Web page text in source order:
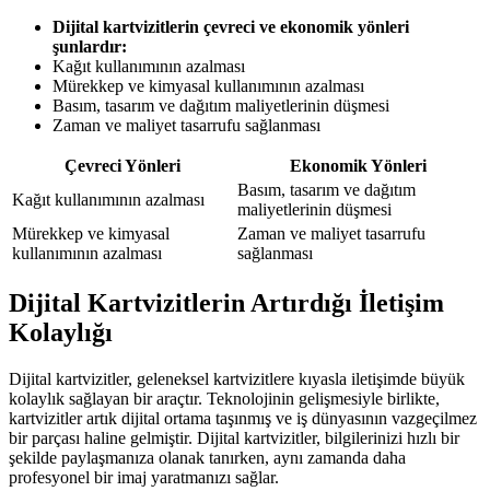
Dijital kartvizitlerin çevreci ve ekonomik yönleri
şunlardır:
Kağıt kullanımının azalması
Mürekkep ve kimyasal kullanımının azalması
Basım, tasarım ve dağıtım maliyetlerinin düşmesi
Zaman ve maliyet tasarrufu sağlanması
Çevreci Yönleri
Ekonomik Yönleri
Kağıt kullanımının azalması
Basım, tasarım ve dağıtım
maliyetlerinin düşmesi
Mürekkep ve kimyasal
kullanımının azalması
Zaman ve maliyet tasarrufu
sağlanması
Dijital Kartvizitlerin Artırdığı İletişim
Kolaylığı
Dijital kartvizitler, geleneksel kartvizitlere kıyasla iletişimde büyük
kolaylık sağlayan bir araçtır. Teknolojinin gelişmesiyle birlikte,
kartvizitler artık dijital ortama taşınmış ve iş dünyasının vazgeçilmez
bir parçası haline gelmiştir. Dijital kartvizitler, bilgilerinizi hızlı bir
şekilde paylaşmanıza olanak tanırken, aynı zamanda daha
profesyonel bir imaj yaratmanızı sağlar.